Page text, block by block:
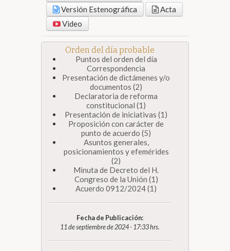
Versión Estenográfica
Acta
Video
Orden del día probable
Puntos del orden del día
Correspondencia
Presentación de dictámenes y/o
documentos (2)
Declaratoria de reforma
constitucional (1)
Presentación de iniciativas (1)
Proposición con carácter de
punto de acuerdo (5)
Asuntos generales,
posicionamientos y efemérides
(2)
Minuta de Decreto del H.
Congreso de la Unión (1)
Acuerdo 0912/2024 (1)
Fecha de Publicación:
11 de septiembre de 2024 - 17:33 hrs.